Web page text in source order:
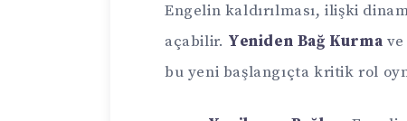
Engelin kaldırılması, ilişki
açabilir. Yeniden Bağ Kurma ve
bu yeni başlangıçta kritik rol